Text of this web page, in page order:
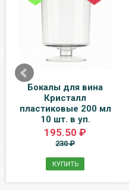
Бокалы для вина
Кристалл
пластиковые 200 мл
10 шт. в уп.
195.50 ₽
230 ₽
КУПИТЬ